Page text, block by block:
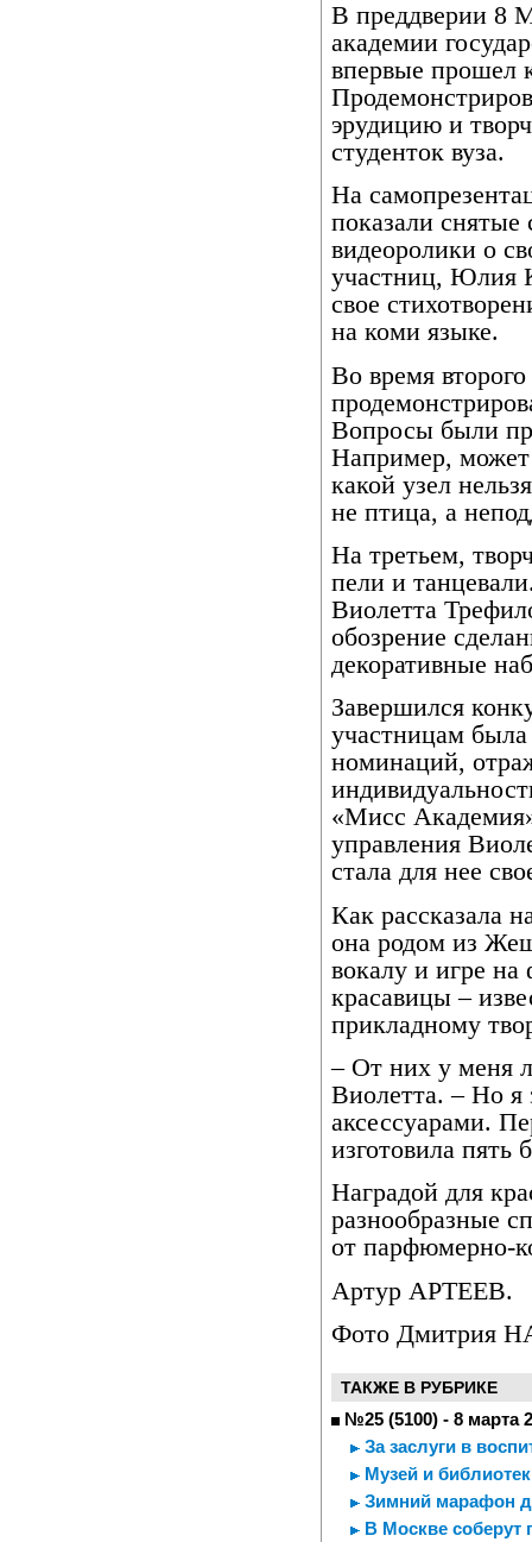
В преддверии 8
академии
впервые прошел
эрудицию и
студенток вуза.
На
показали
видеоролики о
участниц, Юлия
свое
на коми языке.
Во время
Вопросы были
Например, может
какой узел
не птица, а
На третьем,
пели и
Виолетта
обозрение
декоративные
Завершился
участницам
номинаций,
«Мисс Академия»
управления
стала для нее
Как рассказала
она родом из
вокалу и игре
красавицы –
прикладному
– От них у меня
Виолетта. – Но я
аксессуарами.
изготовила пять
Наградой для
разнообразные
от парфюмерно-
Артур АРТЕЕВ.
Фото Дмитрия
ТАКЖЕ В РУБРИКЕ
№25 (5100) - 8 марта
За заслуги в
Музей и
Зимний марафон
В Москве соберут